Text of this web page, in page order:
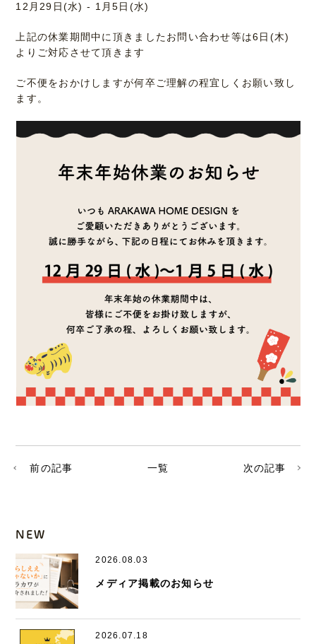
12月29日(水) - 1月5日(水)
上記の休業期間中に頂きましたお問い合わせ等は6日(木)
よりご対応させて頂きます
ご不便をおかけしますが何卒ご理解の程宜しくお願い致し
ます。
前の記事 一覧 次の記事
NEW
2026.08.03
メディア掲載のお知らせ
2026.07.18